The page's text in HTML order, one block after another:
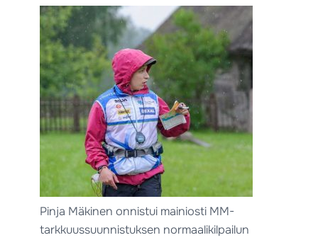
Pinja Mäkinen onnistui mainiosti MM-
tarkkuussuunnistuksen normaalikilpailun